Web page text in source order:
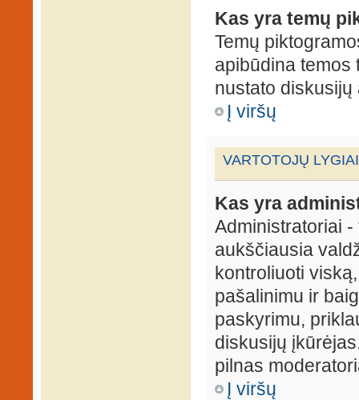
Kas yra temų
Temų
apibūdina temos
nustato
Į viršų
VARTOTOJŲ
Kas yra
Administratoriai
aukščiausia
kontroliuoti
pašalinimu ir
paskyrimu,
diskusijų
pilnas
Į viršų